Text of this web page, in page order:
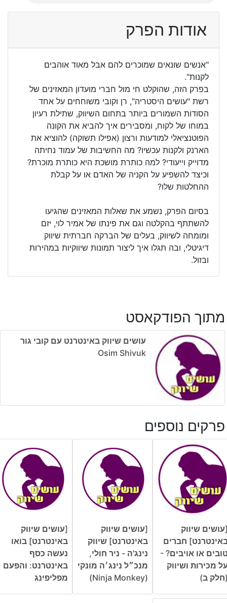
אודות הפרק
"אנשים שונאים שמוכרים להם אבל מאוד אוהבים
לקנות".
בפרק הזה, שהוקלט חי מול חברי מועדון המאזינים של
רשת "עושים היסטריה", רן וקובי משוחחים על אחד
הסודות השמורים ביותר בתחום השיווק, שתילת רעיון
במוחו של לקוח, ומסבירים איך להביא את הקונה
הפוטנציאלי למודעות ורצון (אפילו תשוקה) להוציא את
הארנק ולקנות עכשיו? מה החשיבות של עמוד נחיתה
מדוייק וייעודי? למה כותרת מושכת היא כותרת מוכרת?
וכיצד להשפיע על הקניה של האדם או על קבלת
ההחלטות שלו?
בסיום הפרק, נשמע את שאלות המאזינים שהגיעו
להשתתף בהקלטה וגם את פינתו של אמיר לוי, יזם
ומומחה לשיווק, בעלים של הברקה חברתית שיווק
דיגיטלי, ובה תגלו איך ליצור תמונות שיווקיות במהירות
ובזול.
מתוך הפודקאסט
עושים שיווק באינטרנט עם קובי גור
Osim Shivuk
פרקים נוספים
שיווק
חברים
או אויבים? -
מכירות ושיווק
ב)
[עושים שיווק
באינטרנט] שיווק
נינג'ה - ניר חולי,
מנכ״ל נינג׳ה מונקי
(Ninja Monkey)
[עושים שיווק
באינטרנט] בואו
נעשה כסף
באינטרנט: והפעם
מפליפינג